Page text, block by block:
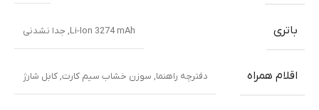
باتری Li-Ion 3274 mAh, جدا نشدنی
اقلام همراه دفترچه راهنما, سوزن خشاب سیم کارت,کابل شارژ